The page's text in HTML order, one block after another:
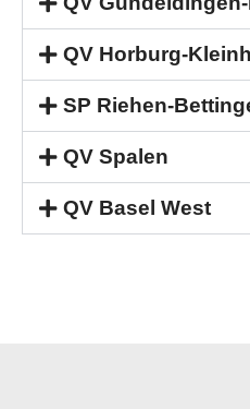
QV Horburg-
SP Riehen-
QV Spalen
QV Basel West